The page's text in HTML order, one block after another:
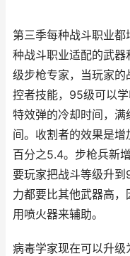
第三季每种战斗职业
种战斗职业适配的武
级步枪专家，当玩家
控者技能，95级可以
特效弹的冷却时间，
间。收割者的效果是
百分之5.4。步枪兵新
要玩家把战斗等级升
力都要比其他武器高
用喷火器来辅助。
病毒学家现在可以升